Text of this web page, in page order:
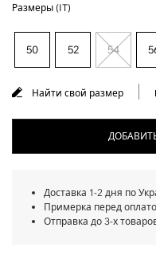
Размеры (IT)
50 52 54
Найти свой размер
Доставка 1-2 дня по
Примерка перед
Отправка до 3-х